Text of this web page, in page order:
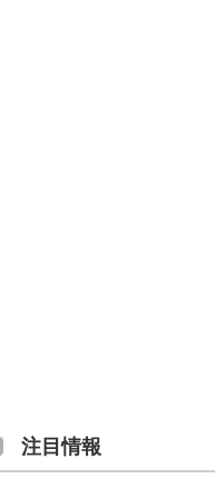
注目情報